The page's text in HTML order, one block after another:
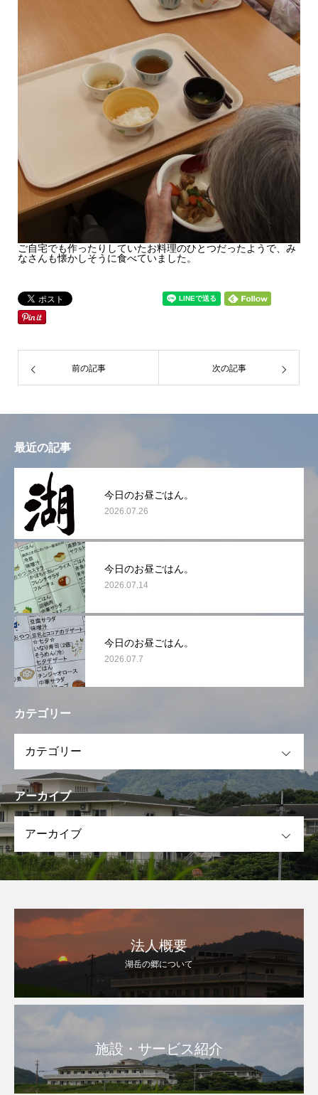
ご自宅でも作ったりしていたお料理のひとつだったようで、み
なさんも懐かしそうに食べていました。
前の記事 次の記事
最近の記事
今日のお昼ごはん。
2026.07.26
今日のお昼ごはん。
2026.07.14
今日のお昼ごはん。
2026.07.7
カテゴリー
アーカイブ
法人概要
湖岳の郷について
施設・サービス紹介